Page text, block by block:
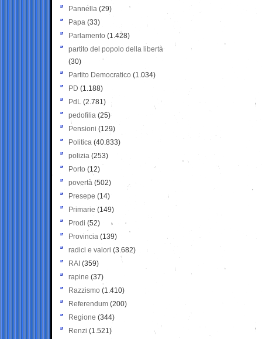
Pannella (29)
Papa (33)
Parlamento (1.428)
partito del popolo della libertà
(30)
Partito Democratico (1.034)
PD (1.188)
PdL (2.781)
pedofilia (25)
Pensioni (129)
Politica (40.833)
polizia (253)
Porto (12)
povertà (502)
Presepe (14)
Primarie (149)
Prodi (52)
Provincia (139)
radici e valori (3.682)
RAI (359)
rapine (37)
Razzismo (1.410)
Referendum (200)
Regione (344)
Renzi (1.521)